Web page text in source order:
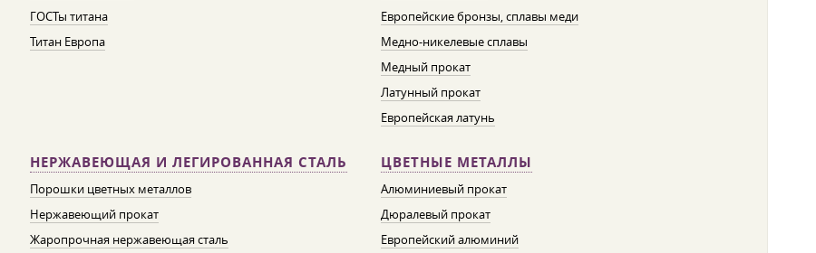
ГОСТы титана
Титан Европа
Европейские бронзы, сплавы меди
Медно-никелевые сплавы
Медный прокат
Латунный прокат
Европейская латунь
НЕРЖАВЕЮЩАЯ И ЛЕГИРОВАННАЯ СТАЛЬ
Порошки цветных металлов
Нержавеющий прокат
Жаропрочная нержавеющая сталь
ЦВЕТНЫЕ МЕТАЛЛЫ
Алюминиевый прокат
Дюралевый прокат
Европейский алюминий